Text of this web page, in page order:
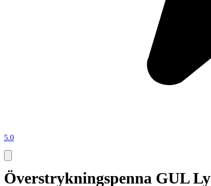
5.0
Överstrykningspenna GUL